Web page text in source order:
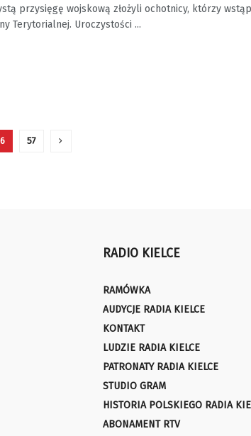
przysięgę wojskową złożyli ochotnicy, którzy
Terytorialnej. Uroczystości ...
57
RADIO KIELCE
RAMÓWKA
AUDYCJE RADIA KIELCE
KONTAKT
LUDZIE RADIA KIELCE
PATRONATY RADIA KIELCE
STUDIO GRAM
HISTORIA POLSKIEGO RADIA
ABONAMENT RTV